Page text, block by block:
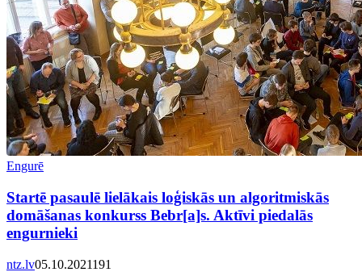
Engurē
Startē pasaulē lielākais loģiskās un algoritmiskās
domāšanas konkurss Bebr[a]s. Aktīvi piedalās
engurnieki
ntz.lv05.10.2021191